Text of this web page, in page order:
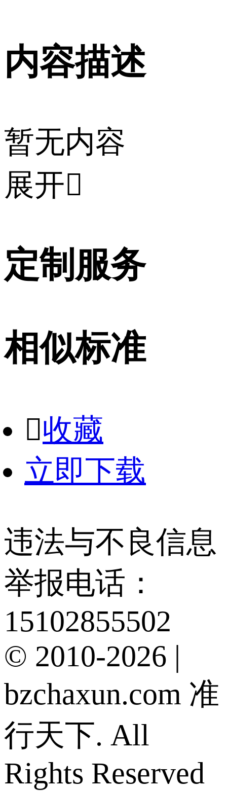
内容描述
暂无内容
展开
定制服务
相似标准
收藏
立即下载
违法与不良信息
举报电话：
15102855502
© 2010-2026 |
bzchaxun.com 准
行天下. All
Rights Reserved